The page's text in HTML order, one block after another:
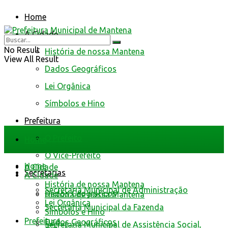
Home
A Cidade
História de nossa Mantena
Dados Geográficos
Lei Orgânica
Símbolos e Hino
Prefeitura
O Vice-Prefeito
Secretarias
Secretaria Municipal de Administração
Secretaria Municipal da Fazenda
Secretaria Municipal de Assistência Social,
No Result
View All Result
Home
A Cidade
História de nossa Mantena
Dados Geográficos
Home
A Cidade
História de nossa Mantena
Dados Geográficos
Lei Orgânica
Símbolos e Hino
Prefeitura